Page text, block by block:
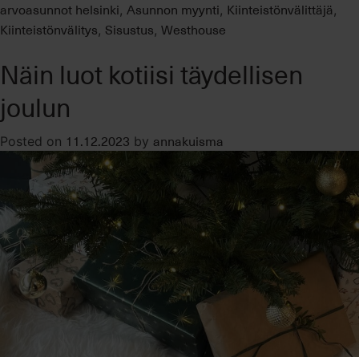
arvoasunnot helsinki, Asunnon myynti, Kiinteistönvälittäjä ,
Kiinteistönvälitys, Sisustus, Westhouse
Näin luot kotiisi täydellisen
joulun
Posted on 11.12.2023 by annakuisma